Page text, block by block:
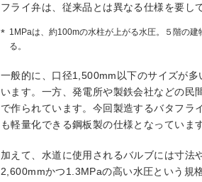
フライ弁は、従来品とは異なる仕様を要し
1MPaは、約100mの水柱が上がる水圧。５階の
る。
一般的に、口径1,500mm以下のサイズが
います。一方、発電所や製鉄会社などの民
で作られています。今回製造するバタフラ
も軽量化できる鋼板製の仕様となっています
加えて、水道に使用されるバルブには寸法
2,600mmかつ1.3MPaの高い水圧という規